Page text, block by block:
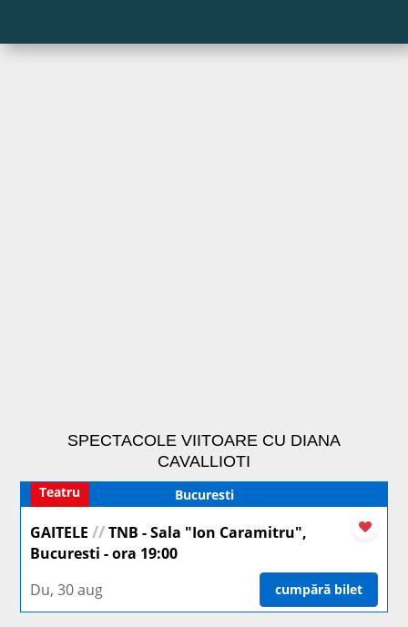
SPECTACOLE VIITOARE CU DIANA
CAVALLIOTI
Bucuresti
Teatru
GAITELE//TNB - Sala "Ion Caramitru",
Bucuresti - ora 19:00
Du, 30 aug
cumpără bilet